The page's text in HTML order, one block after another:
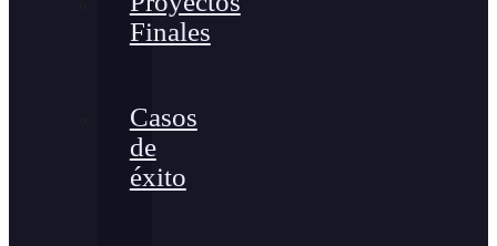
Finales
Casos
de
éxito